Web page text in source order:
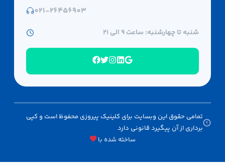
021-26456903
شنبه تا چهارشنبه: ساعت 9 الی ۲۱
تمامی حقوق این وبسایت برای کلینیک پیروزی محفوظ است و کپی
برداری از آن پیگیرد قانونی دارد
ساخته شده با